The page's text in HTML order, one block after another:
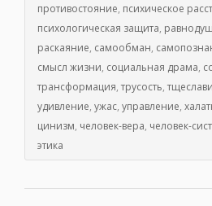
противостояние, психическое
психологическая защита,
раскаяние, самообман,
смысл жизни, социальная драма,
трансформация,трусость,
удивление, ужас, управление,
цинизм, человек-вера, человек-
этика